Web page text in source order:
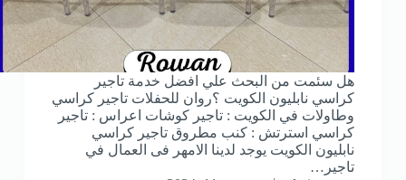
هل سئمت من البحث علي افضل خدمة تاجير
كراسي نابليون الكويت ؟روان للحفلات تاجير كراسي
وطاولات في الكويت : تاجير كوشات اعراس : تاجير
كراسي استرتش : كنب مطروق تاجير كراسي
نابليون الكويت يوجد لدينا الامهر فى العمال في
تاجير…